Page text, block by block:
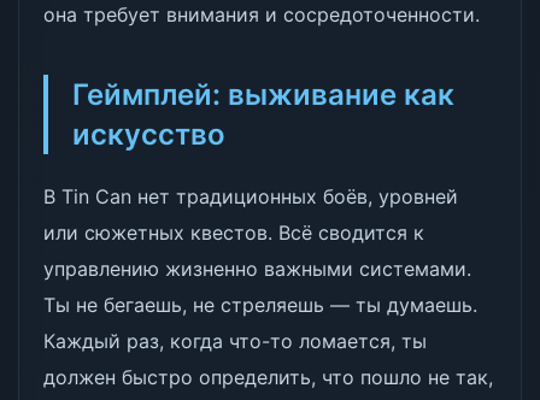
она требует внимания и сосредоточенности.
Геймплей: выживание как
искусство
В Tin Can нет традиционных боёв, уровней
или сюжетных квестов. Всё сводится к
управлению жизненно важными системами.
Ты не бегаешь, не стреляешь — ты думаешь.
Каждый раз, когда что-то ломается, ты
должен быстро определить, что пошло не так,